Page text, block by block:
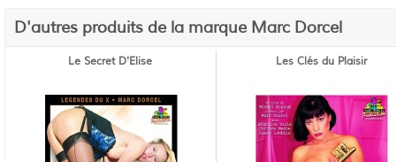
D'autres produits de la marque Marc Dorcel
Le Secret D'Elise Les Clés du Plaisir